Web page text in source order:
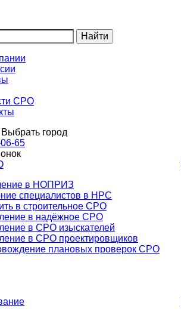
СРО
Выбрать город
65
в НОПРИЗ
специалистов в НРС
в строительное СРО
в надёжное СРО
в СРО изыскателей
в СРО проектировщиков
плановых проверок СРО